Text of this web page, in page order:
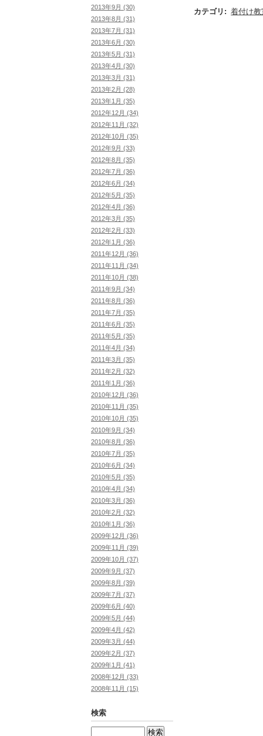
カテゴリ : 着付け教
2013年9月 (30)
2013年8月 (31)
2013年7月 (31)
2013年6月 (30)
2013年5月 (31)
2013年4月 (30)
2013年3月 (31)
2013年2月 (28)
2013年1月 (35)
2012年12月 (34)
2012年11月 (32)
2012年10月 (35)
2012年9月 (33)
2012年8月 (35)
2012年7月 (36)
2012年6月 (34)
2012年5月 (35)
2012年4月 (36)
2012年3月 (35)
2012年2月 (33)
2012年1月 (36)
2011年12月 (36)
2011年11月 (34)
2011年10月 (38)
2011年9月 (34)
2011年8月 (36)
2011年7月 (35)
2011年6月 (35)
2011年5月 (35)
2011年4月 (34)
2011年3月 (35)
2011年2月 (32)
2011年1月 (36)
2010年12月 (36)
2010年11月 (35)
2010年10月 (35)
2010年9月 (34)
2010年8月 (36)
2010年7月 (35)
2010年6月 (34)
2010年5月 (35)
2010年4月 (34)
2010年3月 (36)
2010年2月 (32)
2010年1月 (36)
2009年12月 (36)
2009年11月 (39)
2009年10月 (37)
2009年9月 (37)
2009年8月 (39)
2009年7月 (37)
2009年6月 (40)
2009年5月 (44)
2009年4月 (42)
2009年3月 (44)
2009年2月 (37)
2009年1月 (41)
2008年12月 (33)
2008年11月 (15)
検索